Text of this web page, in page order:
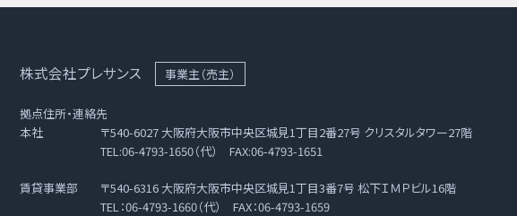
株式会社プレサンス 事業主（売主）
拠点住所・連絡先
本社
〒540-6027 大阪府大阪市中央区城見1丁目2番27号 クリスタルタワー27階
TEL:06-4793-1650（代） FAX:06-4793-1651
賃貸事業部
〒540-6316 大阪府大阪市中央区城見1丁目3番7号 松下ＩＭＰビル16階
TEL：06-4793-1660（代） FAX：06-4793-1659